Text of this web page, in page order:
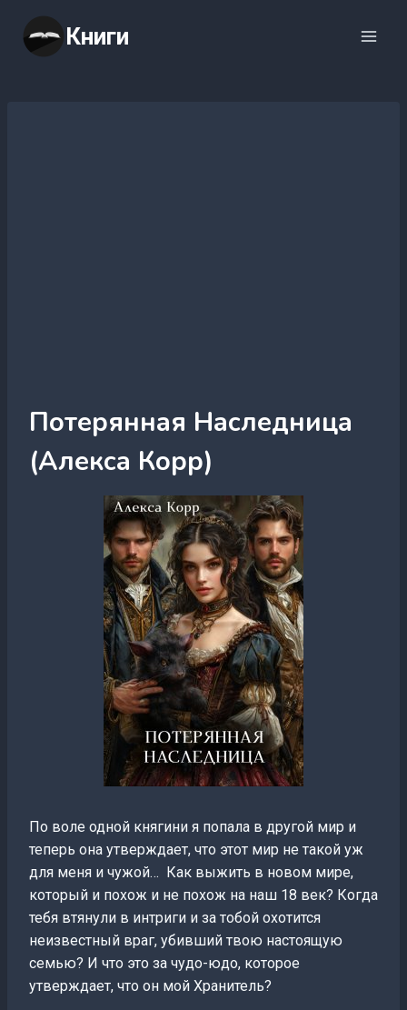
содержимому
Книги
Потерянная Наследница
(Алекса Корр)
По воле одной княгини я попала в другой мир и
теперь она утверждает, что этот мир не такой уж
для меня и чужой… Как выжить в новом мире,
который и похож и не похож на наш 18 век? Когда
тебя втянули в интриги и за тобой охотится
неизвестный враг, убивший твою настоящую
семью? И что это за чудо-юдо, которое
утверждает, что он мой Хранитель?